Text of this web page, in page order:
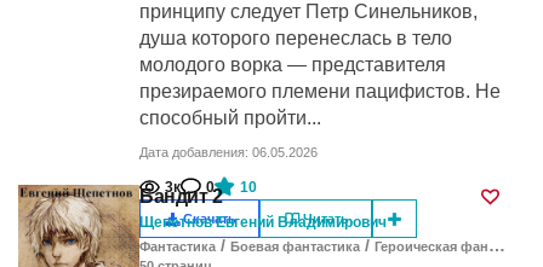
принципу следует Петр Синельников,
душа которого перенеслась в тело
молодого ворка — представителя
презираемого племени пацифистов. Не
способный пройти...
Дата добавления: 06.05.2026
3к 0 10
Скачать Читать
Бандит 2
Щепетнов Евгений Владимирович
Фантастика / Боевая фантастика / Героическая фантастика